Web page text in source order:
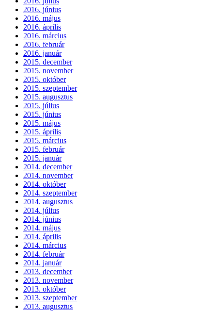
2016. június
2016. május
2016. április
2016. március
2016. február
2016. január
2015. december
2015. november
2015. október
2015. szeptember
2015. augusztus
2015. július
2015. június
2015. május
2015. április
2015. március
2015. február
2015. január
2014. december
2014. november
2014. október
2014. szeptember
2014. augusztus
2014. július
2014. június
2014. május
2014. április
2014. március
2014. február
2014. január
2013. december
2013. november
2013. október
2013. szeptember
2013. augusztus